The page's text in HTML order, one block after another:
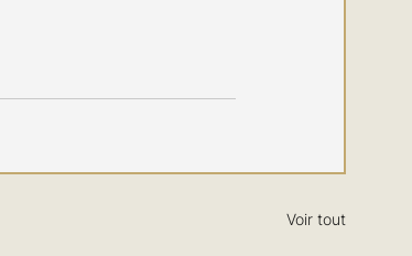
Voir tout